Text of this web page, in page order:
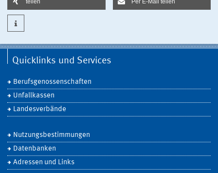
Quicklinks und Services
Berufsgenossenschaften
Unfallkassen
Landesverbände
Nutzungsbestimmungen
Datenbanken
Adressen und Links